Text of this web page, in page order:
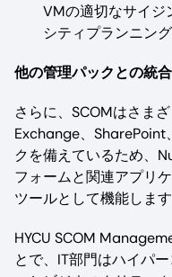
VMの適切なサイジ
シティプランニン
他の管理パックとの統合
さらに、SCOMはさま
Exchange、SharePoint
クを備えているため、
フォームと関連アプリ
ツールとして機能します
HYCU SCOM
とで、IT部門はハイパ